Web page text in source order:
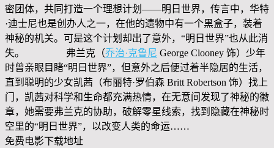
密团体，共同打造一个理想计划——明日世界，传言中，华特
·迪士尼也是创办人之一，在他的遗物中有一个黑盒子，装着
神秘的机关。可是这个计划却出了意外，“明日世界”也从此消
失。 弗兰克（乔治·克鲁尼 George Clooney 饰）少年
时曾亲眼目睹“明日世界”，但意外之后便过着半隐居的生活，
直到聪明的少女凯茜（布丽特·罗伯森 Britt Robertson 饰）找上
门，凯茜对科学和生命都充满热情，在无意间发现了神秘的徽
章，她需要弗兰克的协助，破解零星线索，找到隐藏在神秘时
空里的“明日世界”，以改变人类的命运……
免费电影下载地址